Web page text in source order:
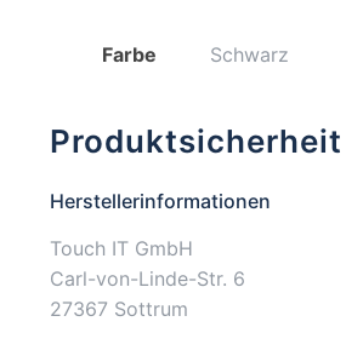
Farbe Schwarz
Produktsicherheit
Herstellerinformationen
Touch IT GmbH
Carl-von-Linde-Str. 6
27367 Sottrum